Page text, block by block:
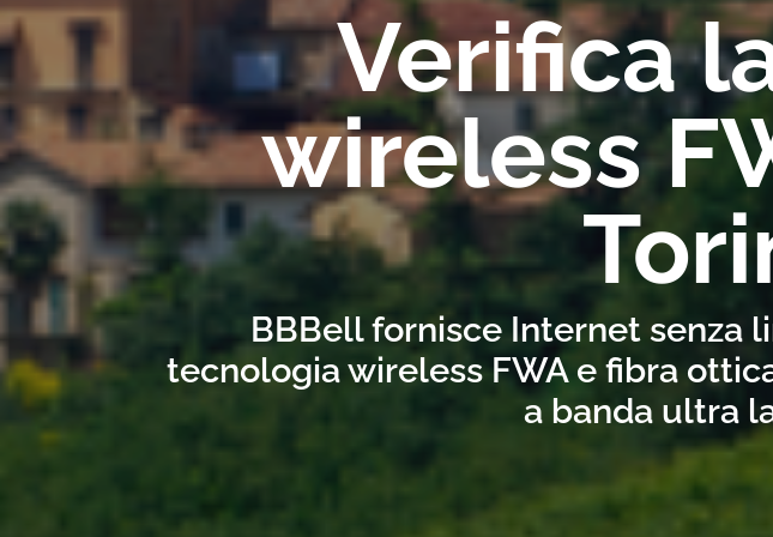
Verifica
wireless
BBBell fornisce Internet senza
tecnologia wireless FWA e fibra
a banda ultra